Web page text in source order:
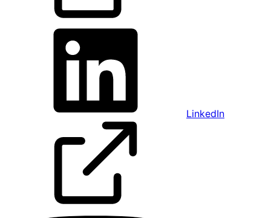
LinkedIn